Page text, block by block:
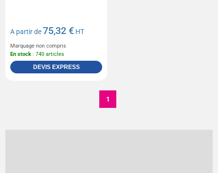
A partir de 75,32 € HT
Marquage non compris
En stock : 740 articles
DEVIS EXPRESS
1